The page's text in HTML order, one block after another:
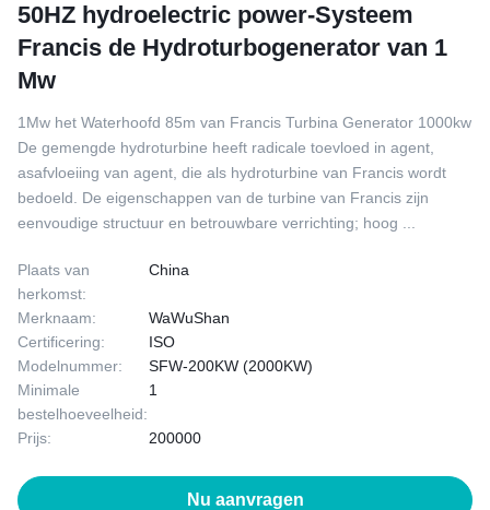
50HZ hydroelectric power-Systeem
Francis de Hydroturbogenerator van 1
Mw
1Mw het Waterhoofd 85m van Francis Turbina Generator 1000kw
De gemengde hydroturbine heeft radicale toevloed in agent,
asafvloeiing van agent, die als hydroturbine van Francis wordt
bedoeld. De eigenschappen van de turbine van Francis zijn
eenvoudige structuur en betrouwbare verrichting; hoog ...
Plaats van
herkomst:
China
Merknaam:
WaWuShan
Certificering:
ISO
Modelnummer:
SFW-200KW (2000KW)
Minimale
bestelhoeveelheid:
1
Prijs: 200000
Nu aanvragen